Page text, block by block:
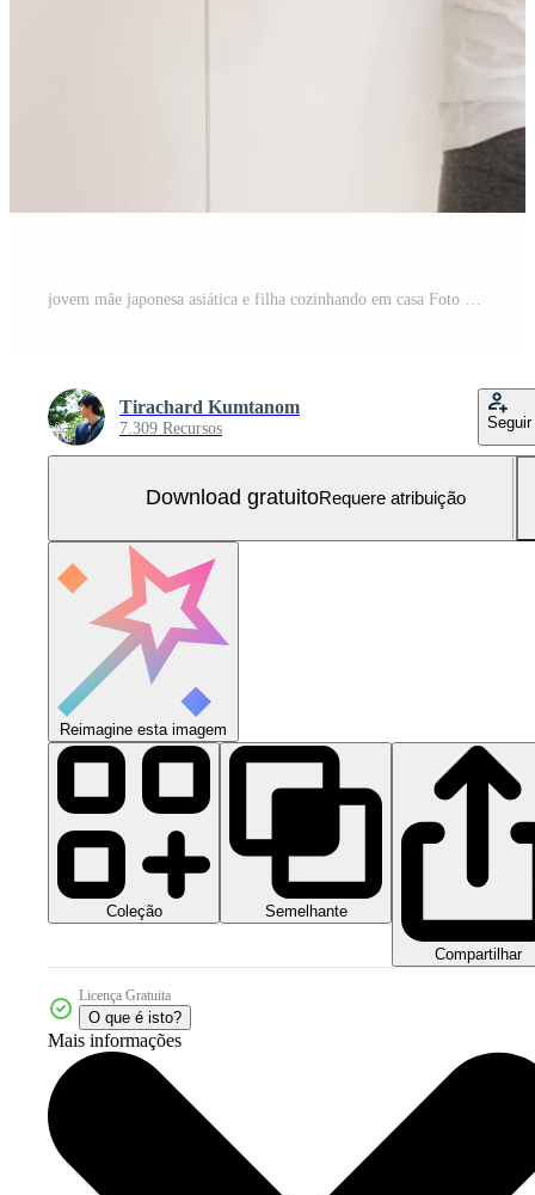
Tirachard Kumtanom
7.309 Recursos Seguir
Download gratuitoRequere atribuição
Reimagine esta imagem
Coleção Semelhante
Compartilhar
Licença Gratuita
O que é isto?
Mais informações